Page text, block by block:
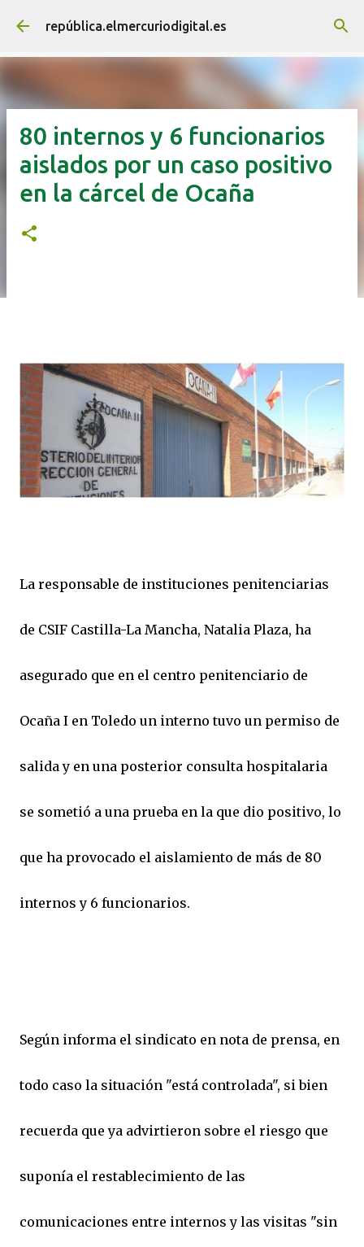
Ir al contenido principal
república.elmercuriodigital.es
80 internos y 6 funcionarios
aislados por un caso positivo
en la cárcel de Ocaña
La responsable de instituciones penitenciarias
de CSIF Castilla-La Mancha, Natalia Plaza, ha
asegurado que en el centro penitenciario de
Ocaña I en Toledo un interno tuvo un permiso de
salida y en una posterior consulta hospitalaria
se sometió a una prueba en la que dio positivo, lo
que ha provocado el aislamiento de más de 80
internos y 6 funcionarios.
Según informa el sindicato en nota de prensa, en
todo caso la situación "está controlada", si bien
recuerda que ya advirtieron sobre el riesgo que
suponía el restablecimiento de las
comunicaciones entre internos y las visitas "sin